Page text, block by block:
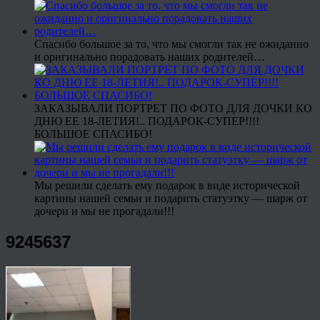
Спасибо большое за то, что мы смогли так не ожиданно
и оригинально порадовать наших родителей…
ЗАКАЗЫВАЛИ ПОРТРЕТ ПО ФОТО ДЛЯ ДОЧКИ КО
ДНЮ ЕЕ 18-ЛЕТИЯ!.. ПОДАРОК-СУПЕР!!!!
БОЛЬШОЕ СПАСИБО!
Мы решили сделать ему подарок в виде исторической
картины нашей семьи и подарить статуэтку — шарж от
дочери и мы не прогадали!!!
9245637